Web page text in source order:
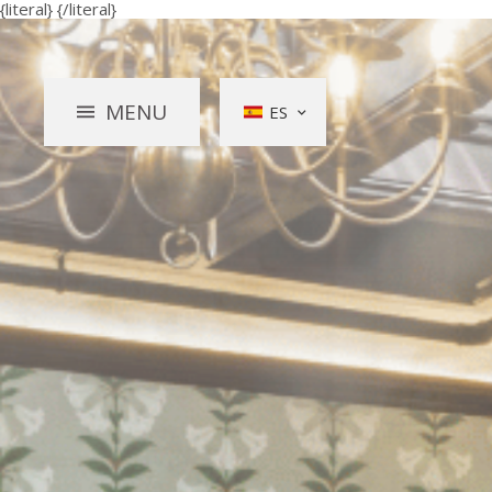
{literal} {/literal}
MENU ES